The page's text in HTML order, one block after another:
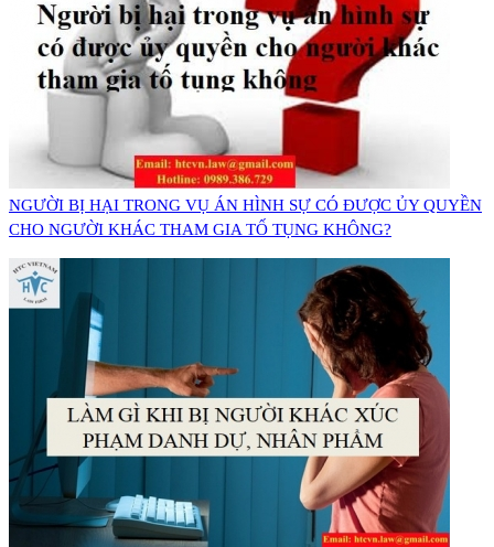
NGƯỜI BỊ HẠI TRONG VỤ ÁN HÌNH SỰ CÓ ĐƯỢC ỦY QUYỀN
CHO NGƯỜI KHÁC THAM GIA TỐ TỤNG KHÔNG?